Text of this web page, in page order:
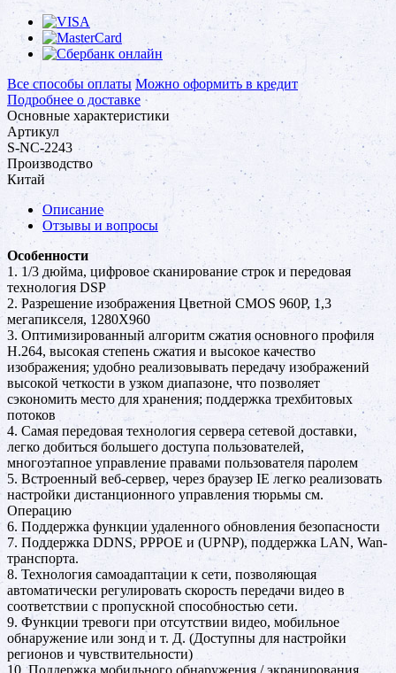
Все способы оплаты Можно оформить в кредит
Подробнее о доставке
Основные характеристики
Артикул
S-NC-2243
Производство
Китай
Описание
Отзывы и вопросы
Особенности
1. 1/3 дюйма, цифровое сканирование строк и передовая
технология DSP
2. Разрешение изображения Цветной CMOS 960P, 1,3
мегапикселя, 1280X960
3. Оптимизированный алгоритм сжатия основного профиля
H.264, высокая степень сжатия и высокое качество
изображения; удобно реализовывать передачу изображений
высокой четкости в узком диапазоне, что позволяет
сэкономить место для хранения; поддержка трехбитовых
потоков
4. Самая передовая технология сервера сетевой доставки,
легко добиться большего доступа пользователей,
многоэтапное управление правами пользователя паролем
5. Встроенный веб-сервер, через браузер IE легко реализовать
настройки дистанционного управления тюрьмы см.
Операцию
6. Поддержка функции удаленного обновления безопасности
7. Поддержка DDNS, PPPOE и (UPNP), поддержка LAN, Wan-
транспорта.
8. Технология самоадаптации к сети, позволяющая
автоматически регулировать скорость передачи видео в
соответствии с пропускной способностью сети.
9. Функции тревоги при отсутствии видео, мобильное
обнаружение или зонд и т. Д. (Доступны для настройки
регионов и чувствительности)
10. Поддержка мобильного обнаружения / экранирования